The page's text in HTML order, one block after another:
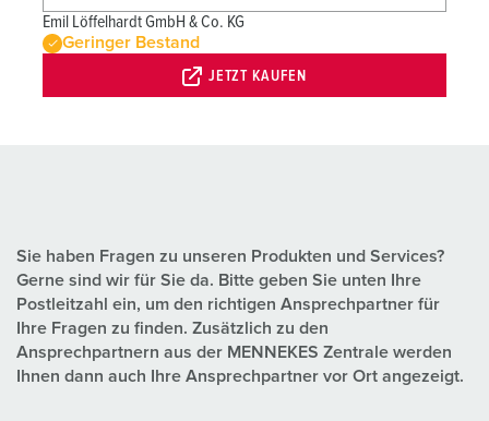
Emil Löffelhardt GmbH & Co. KG
Geringer Bestand
JETZT KAUFEN
Sie haben Fragen zu unseren Produkten und Services?
Gerne sind wir für Sie da. Bitte geben Sie unten Ihre
Postleitzahl ein, um den richtigen Ansprechpartner für
Ihre Fragen zu finden. Zusätzlich zu den
Ansprechpartnern aus der MENNEKES Zentrale werden
Ihnen dann auch Ihre Ansprechpartner vor Ort angezeigt.